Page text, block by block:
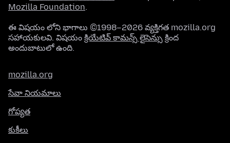
Mozilla Foundation.
ఈ విషయం లోని భాగాలు ©1998–2026 వ్యక్తిగత mozilla.org
సహాయకులవి. విషయం క్రియేటివ్ కామన్స్ లైసెన్సు క్రింద
అందుబాటులో ఉంది.
mozilla.org
సేవా నియమాలు
గోప్యత
కుకీలు